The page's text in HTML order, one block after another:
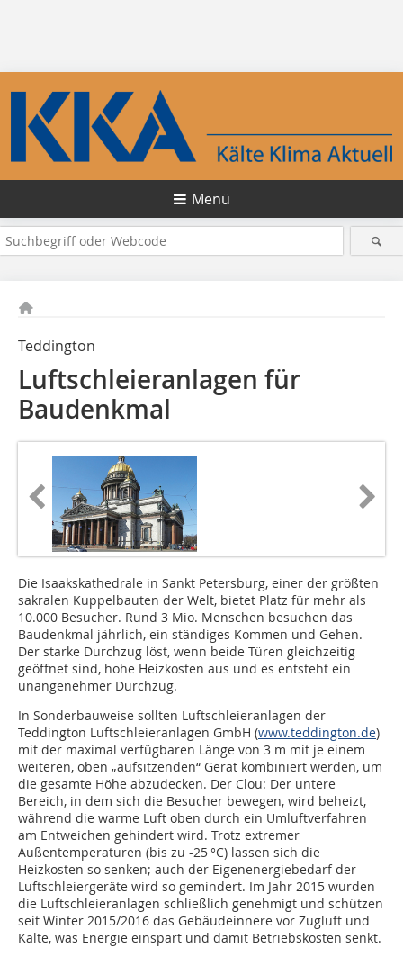
Menü
Teddington
Luftschleieranlagen für
Baudenkmal
Die Isaakskathedrale in Sankt Petersburg, einer der größten
sakralen Kuppelbauten der Welt, bietet Platz für mehr als
10.000 Besucher. Rund 3 Mio. Menschen besuchen das
Baudenkmal jährlich, ein ständiges Kommen und Gehen.
Der starke Durchzug löst, wenn beide Türen gleichzeitig
geöffnet sind, hohe Heizkosten aus und es entsteht ein
unangenehmer Durchzug.
In Sonderbauweise sollten Luftschleieranlagen der
Teddington Luftschleieranlagen GmbH (www.teddington.de)
mit der maximal verfügbaren Länge von 3 m mit je einem
weiteren, oben „aufsitzenden“ Gerät kombiniert werden, um
die gesamte Höhe abzudecken. Der Clou: Der untere
Bereich, in dem sich die Besucher bewegen, wird beheizt,
während die warme Luft oben durch ein Umluftverfahren
am Entweichen gehindert wird. Trotz extremer
Außentemperaturen (bis zu -25 °C) lassen sich die
Heizkosten so senken; auch der Eigenenergiebedarf der
Luftschleiergeräte wird so gemindert. Im Jahr 2015 wurden
die Luftschleieranlagen schließlich genehmigt und schützen
seit Winter 2015/2016 das Gebäudeinnere vor Zugluft und
Kälte, was Energie einspart und damit Betriebskosten senkt.